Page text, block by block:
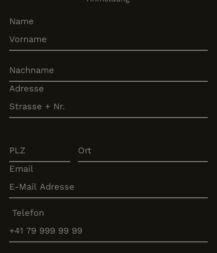
Name
Adresse
Email
Telefon